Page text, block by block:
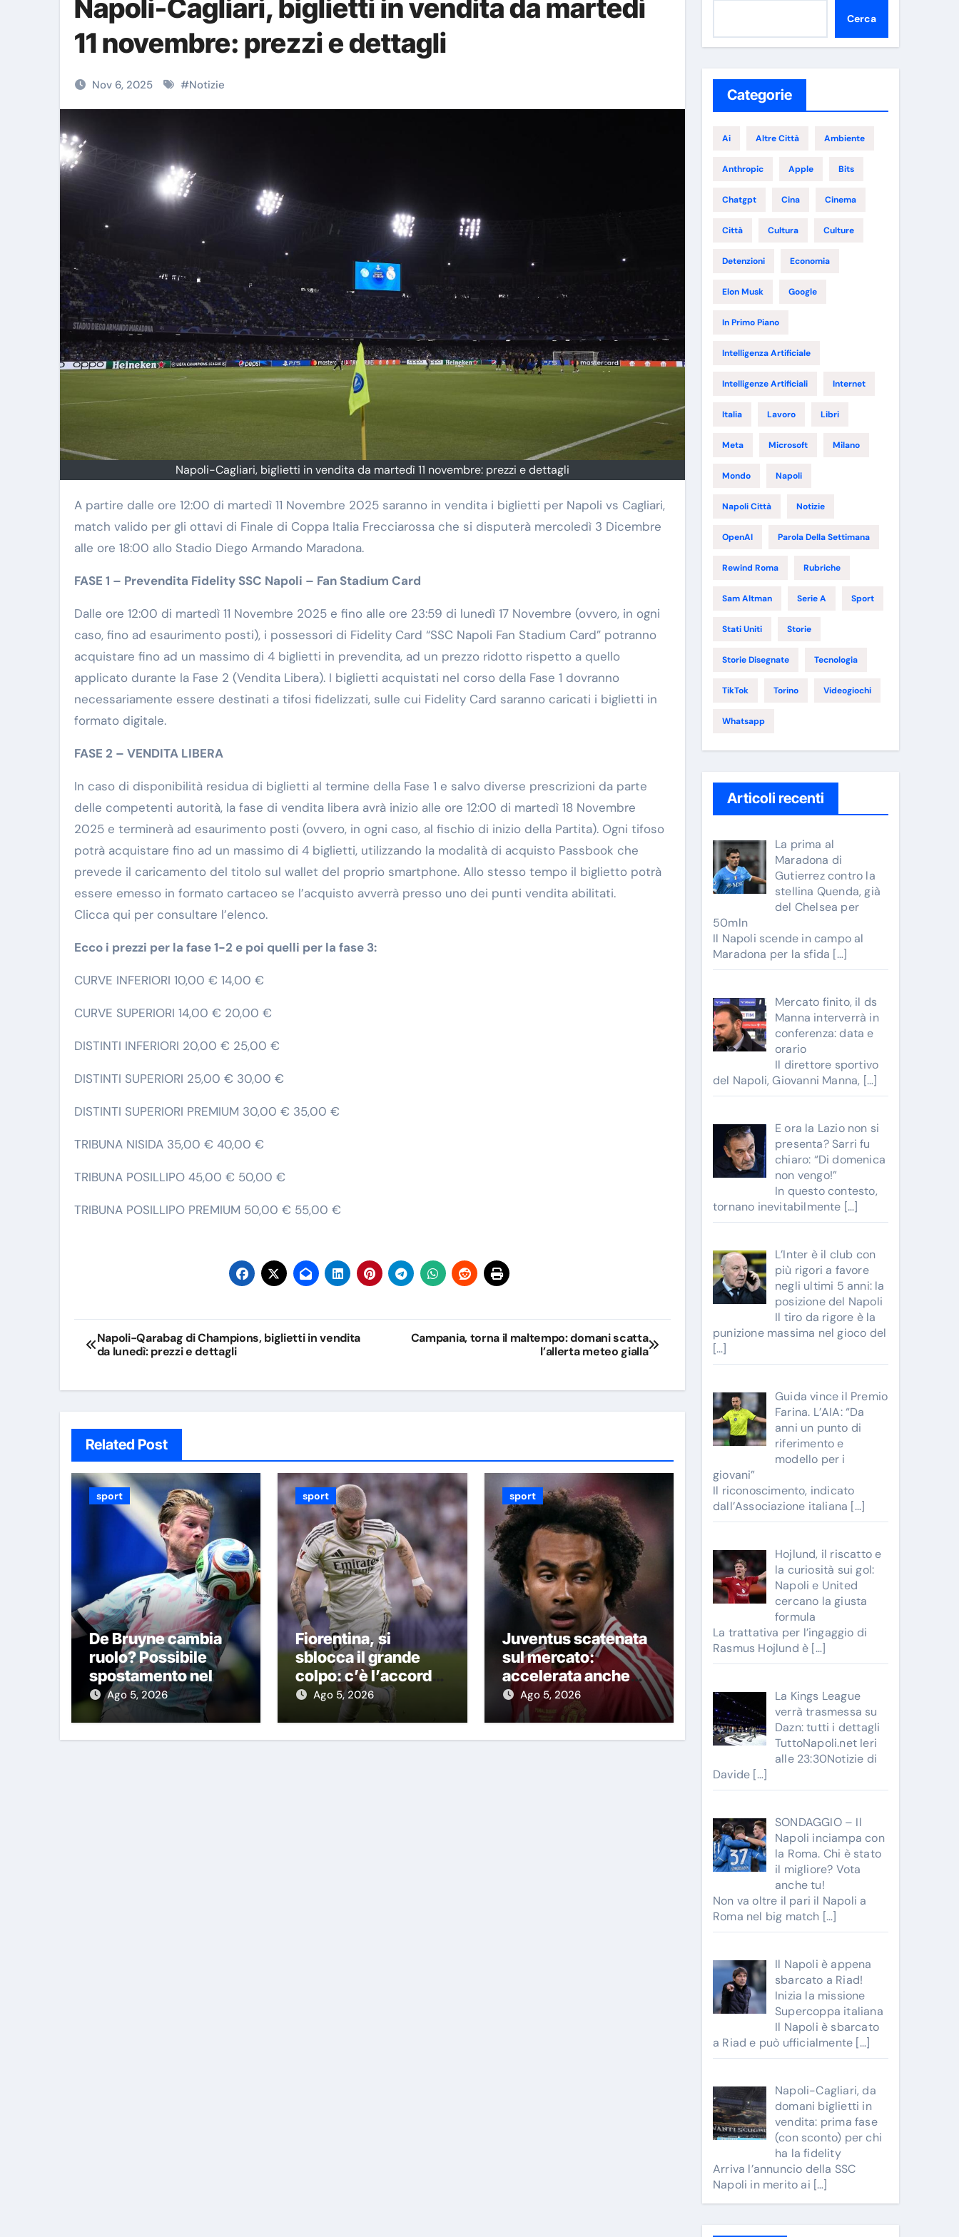
Napoli-Cagliari, biglietti in vendita da martedì
11 novembre: prezzi e dettagli
Nov 6, 2025 #Notizie
Napoli-Cagliari, biglietti in vendita da martedì 11 novembre: prezzi e dettagli
A partire dalle ore 12:00 di martedì 11 Novembre 2025 saranno in vendita i biglietti per Napoli vs Cagliari,
match valido per gli ottavi di Finale di Coppa Italia Frecciarossa che si disputerà mercoledì 3 Dicembre
alle ore 18:00 allo Stadio Diego Armando Maradona.
FASE 1 – Prevendita Fidelity SSC Napoli – Fan Stadium Card
Dalle ore 12:00 di martedì 11 Novembre 2025 e fino alle ore 23:59 di lunedì 17 Novembre (ovvero, in ogni
caso, fino ad esaurimento posti), i possessori di Fidelity Card “SSC Napoli Fan Stadium Card” potranno
acquistare fino ad un massimo di 4 biglietti in prevendita, ad un prezzo ridotto rispetto a quello
applicato durante la Fase 2 (Vendita Libera). I biglietti acquistati nel corso della Fase 1 dovranno
necessariamente essere destinati a tifosi fidelizzati, sulle cui Fidelity Card saranno caricati i biglietti in
formato digitale.
FASE 2 – VENDITA LIBERA
In caso di disponibilità residua di biglietti al termine della Fase 1 e salvo diverse prescrizioni da parte
delle competenti autorità, la fase di vendita libera avrà inizio alle ore 12:00 di martedì 18 Novembre
2025 e terminerà ad esaurimento posti (ovvero, in ogni caso, al fischio di inizio della Partita). Ogni tifoso
potrà acquistare fino ad un massimo di 4 biglietti, utilizzando la modalità di acquisto Passbook che
prevede il caricamento del titolo sul wallet del proprio smartphone. Allo stesso tempo il biglietto potrà
essere emesso in formato cartaceo se l’acquisto avverrà presso uno dei punti vendita abilitati.
Clicca qui per consultare l’elenco.
Ecco i prezzi per la fase 1-2 e poi quelli per la fase 3:
CURVE INFERIORI 10,00 € 14,00 €
CURVE SUPERIORI 14,00 € 20,00 €
DISTINTI INFERIORI 20,00 € 25,00 €
DISTINTI SUPERIORI 25,00 € 30,00 €
DISTINTI SUPERIORI PREMIUM 30,00 € 35,00 €
TRIBUNA NISIDA 35,00 € 40,00 €
TRIBUNA POSILLIPO 45,00 € 50,00 €
TRIBUNA POSILLIPO PREMIUM 50,00 € 55,00 €
Navigazione
articoli
Napoli-Qarabag di Champions, biglietti in vendita
da lunedì: prezzi e dettagli
Campania, torna il maltempo: domani scatta
l’allerta meteo gialla
Related Post
sport
De Bruyne cambia
ruolo? Possibile
spostamento nel
modulo di Allegri
Ago 5, 2026
sport
Fiorentina, si
sblocca il grande
colpo: c’è l’accordo
col Real per
Mastantuono
Ago 5, 2026
sport
Juventus scatenata
sul mercato:
accelerata anche
per Zirkzee
Ago 5, 2026
Cerca
Categorie
Ai Altre Città Ambiente
Anthropic Apple Bits
Chatgpt Cina Cinema
Città Cultura Culture
Detenzioni Economia
Elon Musk Google
In Primo Piano
Intelligenza Artificiale
Intelligenze Artificiali Internet
Italia Lavoro Libri
Meta Microsoft Milano
Mondo Napoli
Napoli Città Notizie
OpenAI Parola Della Settimana
Rewind Roma Rubriche
Sam Altman Serie A Sport
Stati Uniti Storie
Storie Disegnate Tecnologia
TikTok Torino Videogiochi
Whatsapp
Articoli recenti
La prima al
Maradona di
Gutierrez contro la
stellina Quenda, già
del Chelsea per
50mln
Il Napoli scende in campo al
Maradona per la sfida […]
Mercato finito, il ds
Manna interverrà in
conferenza: data e
orario
Il direttore sportivo
del Napoli, Giovanni Manna, […]
E ora la Lazio non si
presenta? Sarri fu
chiaro: “Di domenica
non vengo!”
In questo contesto,
tornano inevitabilmente […]
L’Inter è il club con
più rigori a favore
negli ultimi 5 anni: la
posizione del Napoli
Il tiro da rigore è la
punizione massima nel gioco del
[…]
Guida vince il Premio
Farina. L’AIA: “Da
anni un punto di
riferimento e
modello per i
giovani”
Il riconoscimento, indicato
dall’Associazione italiana […]
Hojlund, il riscatto e
la curiosità sui gol:
Napoli e United
cercano la giusta
formula
La trattativa per l’ingaggio di
Rasmus Hojlund è […]
La Kings League
verrà trasmessa su
Dazn: tutti i dettagli
TuttoNapoli.net Ieri
alle 23:30Notizie di
Davide […]
SONDAGGIO – Il
Napoli inciampa con
la Roma. Chi è stato
il migliore? Vota
anche tu!
Non va oltre il pari il Napoli a
Roma nel big match […]
Il Napoli è appena
sbarcato a Riad!
Inizia la missione
Supercoppa italiana
Il Napoli è sbarcato
a Riad e può ufficialmente […]
Napoli-Cagliari, da
domani biglietti in
vendita: prima fase
(con sconto) per chi
ha la fidelity
Arriva l’annuncio della SSC
Napoli in merito ai […]